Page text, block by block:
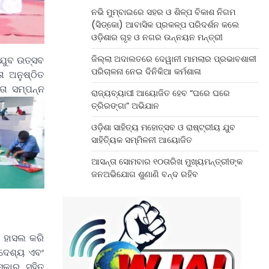
ଯୁବ ଉତ୍ସବ
ଅନୁଷ୍ଠିତ
ସମ୍ପନ୍ନ
କରି
ଏବଂ
ନଭି ମୁମ୍ବାଇରେ ସହର ଓ ଶିଳ୍ପ ବିକାଶ ନିଗମ
(ସିଡ୍‌କୋ) ଆବାସିକ ପ୍ରକଳ୍ପ ପରିଦର୍ଶନ କଲେ
ଓଡ଼ିଶାର ଗୃହ ଓ ନଗର ଉନ୍ନୟନ ମନ୍ତ୍ରୀ
ଜିଲ୍ଲା ଅଦାଲତରେ ଦେୱାନୀ ମାମଲାର ପ୍ରଭାବଶାଳୀ
ପରିଚାଳନା ନେଇ ଦିନିକିଆ କର୍ମଶାଳା
ରାଜ୍ୟବ୍ୟାପୀ ଆୟୋଜିତ ହେବ “ଘରେ ଘରେ
ତ୍ରିରଙ୍ଗା” ଅଭିଯାନ
ଓଡ଼ିଶା ସାହିତ୍ୟ ମହୋତ୍ସବ ଓ ରାଷ୍ଟ୍ରୀୟ ଯୁବ
ସାହିତ୍ୟିକ ସମ୍ମିଳନୀ ଆୟୋଜିତ
ଆସନ୍ତା ସୋମବାର ୧୦ତାରିଖ ମୁଖ୍ୟମନ୍ତ୍ରୀଙ୍କ
ଜନଅଭିଯୋଗ ଶୁଣାଣି ବନ୍ଦ ରହିବ